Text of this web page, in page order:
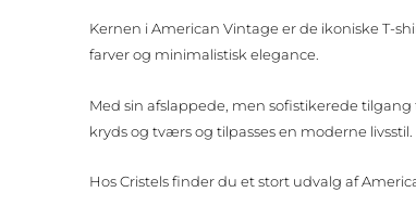
Kernen i American Vintage er de ikoniske T-
farver og minimalistisk elegance.
Med sin afslappede, men sofistikerede
kryds og tværs og tilpasses en moderne livsstil.
Hos Cristels finder du et stort udvalg af